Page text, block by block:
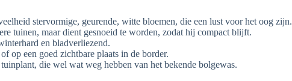
stervormige, geurende, witte bloemen, die een lust voor het oog zijn.
tuinen, maar dient gesnoeid te worden, zodat hij compact blijft.
en bladverliezend.
op een goed zichtbare plaats in de border.
die wel wat weg hebben van het bekende bolgewas.